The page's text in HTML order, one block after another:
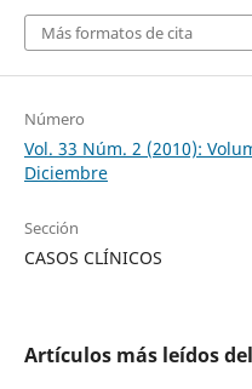
Más formatos de cita
Número
Vol. 33 Núm. 2 (2010):
Diciembre
Sección
CASOS CLÍNICOS
Artículos más leídos